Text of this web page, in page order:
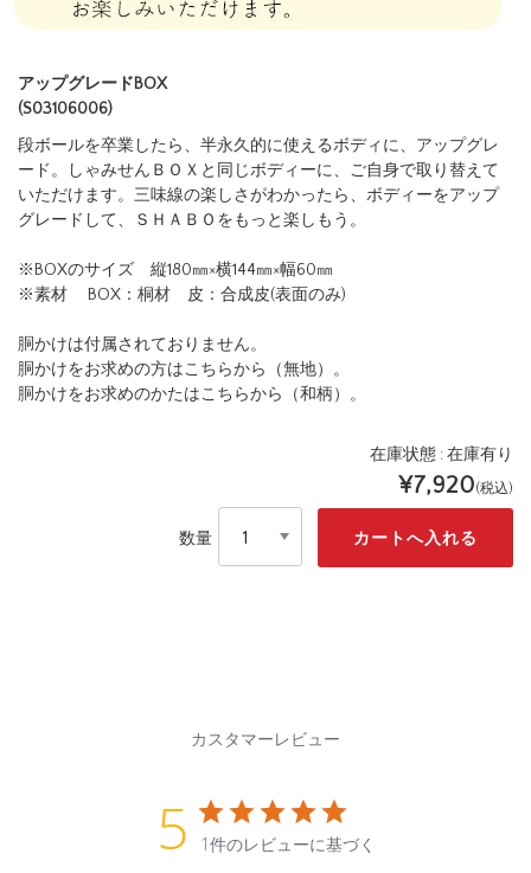
アップグレードBOX
(S03106006)
在庫状態 : 在庫有り
¥7,920(税込)
数量
段ボールを卒業したら、半永久的に使えるボディに、アップグレ
ード。しゃみせんＢＯＸと同じボディーに、ご自身で取り替えて
いただけます。三味線の楽しさがわかったら、ボディーをアップ
グレードして、ＳＨＡＢＯをもっと楽しもう。
※BOXのサイズ 縦180㎜×横144㎜×幅60㎜
※素材 BOX：桐材 皮：合成皮(表面のみ)
胴かけは付属されておりません。
胴かけをお求めの方はこちらから（無地）。
胴かけをお求めのかたはこちらから（和柄）。
カスタマーレビュー
5 1件のレビューに基づく